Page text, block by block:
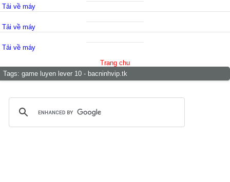
Tải về máy
Tải về máy
Tải về máy
Trang chu
Tags: game luyen lever 10 - bacninhvip.tk